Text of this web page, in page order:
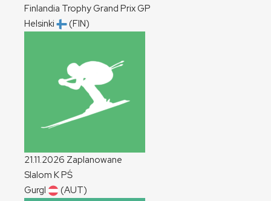
Finlandia Trophy Grand PrixGP
Helsinki
(FIN)
21.11.2026 Zaplanowane
Slalom KPŚ
Gurgl
(AUT)